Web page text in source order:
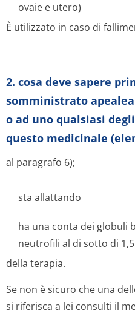
ovaie e utero)
È utilizzato in caso di
2. cosa deve sapere
somministrato
o ad uno qualsiasi
questo medicinale
al paragrafo 6);
sta allattando
ha una conta dei globuli
neutrofili al di sotto di
della terapia.
Se non è sicuro che una
si riferisca a lei consulti il